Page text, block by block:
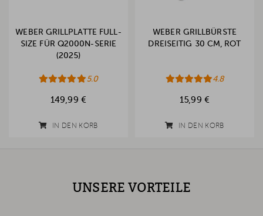
WEBER GRILLPLATTE FULL-
SIZE FÜR Q2000N-SERIE
(2025)
5.0
149,99 €
IN DEN KORB
WEBER GRILLBÜRSTE
DREISEITIG 30 CM, ROT
4.8
15,99 €
IN DEN KORB
UNSERE VORTEILE